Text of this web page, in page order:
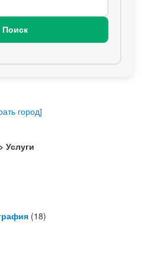
Поиск
город]
> Услуги
(18)